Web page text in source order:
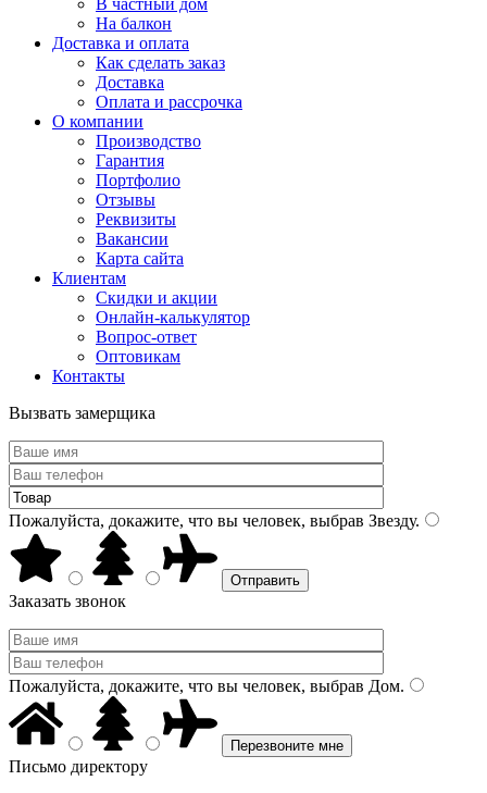
В частный дом
На балкон
Доставка и оплата
Как сделать заказ
Доставка
Оплата и рассрочка
О компании
Производство
Гарантия
Портфолио
Отзывы
Реквизиты
Вакансии
Карта сайта
Клиентам
Скидки и акции
Онлайн-калькулятор
Вопрос-ответ
Оптовикам
Контакты
Вызвать замерщика
Пожалуйста, докажите, что вы человек, выбрав Звезду.
Заказать звонок
Пожалуйста, докажите, что вы человек, выбрав Дом.
Письмо директору